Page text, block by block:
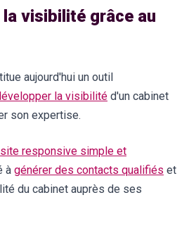
visibilité grâce au
aujourd'hui un outil
la visibilité d'un cabinet
son expertise.
site responsive simple et
à générer des contacts qualifiés et
du cabinet auprès de ses